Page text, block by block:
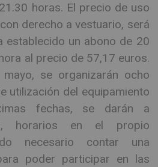
horas. El precio de uso
derecho a vestuario, será
establecido un abono de 20
al precio de 57,17 euros.
se organizarán ocho
utilización del equipamiento
fechas, se darán a
horarios en el propio
necesario contar una
poder participar en las